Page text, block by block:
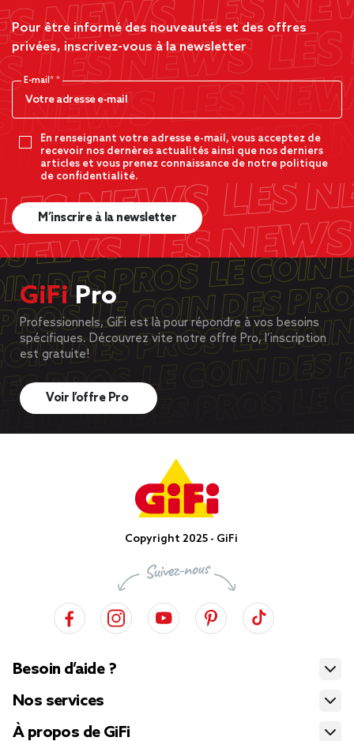
Pour être informé des nouveautés et des offres
privées, inscrivez-vous à la newsletter
E-mail*
En renseignant votre adresse e-mail, vous acceptez de
recevoir nos dernères actualités ainsi que nos derniers
articles et vous prenez connaissance de notre politique
de confidentialité.
M’inscrire à la newsletter
GiFiPro
Professionnels, GiFi est là pour répondre à vos besoins
spécifiques. Découvrez vite notre offre Pro, l’inscription
est gratuite!
Voir l’offre Pro
Copyright 2025 - GiFi
Besoin d’aide ?
Nos services
À propos de GiFi